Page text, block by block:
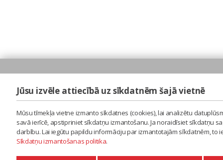
Jūsu izvēle attiecībā uz sīkdatnēm šajā vietnē
Mūsu tīmekļa vietne izmanto sīkdatnes (cookies), lai analizētu
savā ierīcē, apstipriniet sīkdatņu izmantošanu. Ja noraidīsiet sīkdatņu
darbību. Lai iegūtu papildu informāciju par izmantotajām sīkdatnēm,
Sīkdatņu izmantošanas politika.